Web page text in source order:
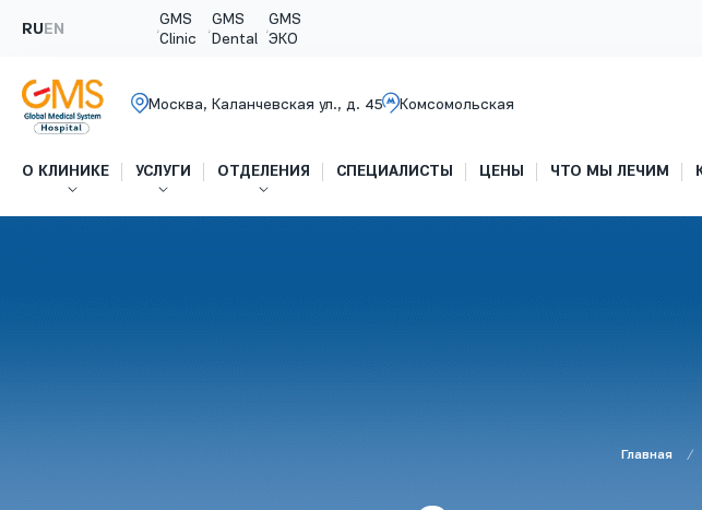
RUEN
GMS
Clinic
GMS
Dental
GMS
ЭКО
Москва, Каланчевская ул., д. 45 Комсомольская
О КЛИНИКЕ УСЛУГИ ОТДЕЛЕНИЯ СПЕЦИАЛИСТЫ ЦЕНЫ ЧТО МЫ ЛЕЧИМ
Главная